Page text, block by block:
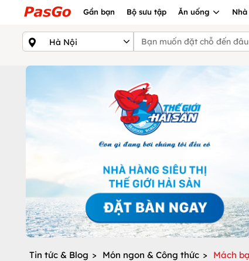
Gần bạn Bộ sưu tập Ăn uống
Tin tức & Blog > Món ngon & Công thức > Mách